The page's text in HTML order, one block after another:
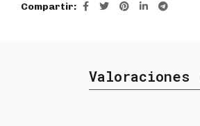
Compartir
Valoraciones